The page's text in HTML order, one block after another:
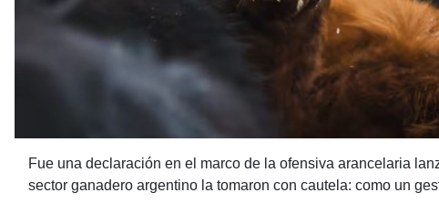
Fue una declaración en el marco de la ofensiva arancelaria
sector ganadero argentino la tomaron con cautela: como un